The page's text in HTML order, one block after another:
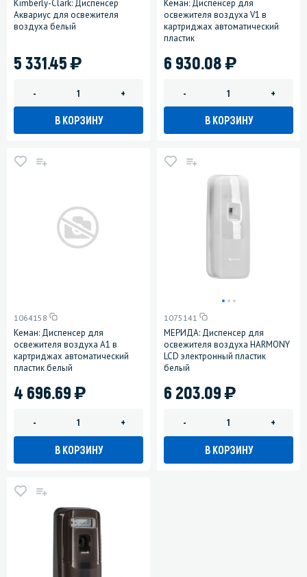
Kimberly-Clark: Диспенсер
Аквариус для освежителя
воздуха белый
5 331.45)
- +
В КОРЗИНУ
Кеман: Диспенсер для
освежителя воздуха V1 в
картриджах автоматический
пластик
6 930.08)
- +
В КОРЗИНУ
1064158
Кеман: Диспенсер для
освежителя воздуха А1 в
картриджах автоматический
пластик белый
4 696.69)
- +
В КОРЗИНУ
1075141
МЕРИДА: Диспенсер для
освежителя воздуха HARMONY
LCD электронный пластик
белый
6 203.09)
- +
В КОРЗИНУ